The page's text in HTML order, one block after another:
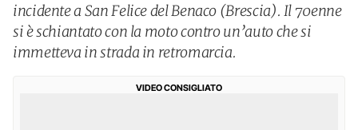
incidente a San Felice del Benaco (Brescia). Il 70enne
si è schiantato con la moto contro un’auto che si
immetteva in strada in retromarcia.
VIDEO CONSIGLIATO